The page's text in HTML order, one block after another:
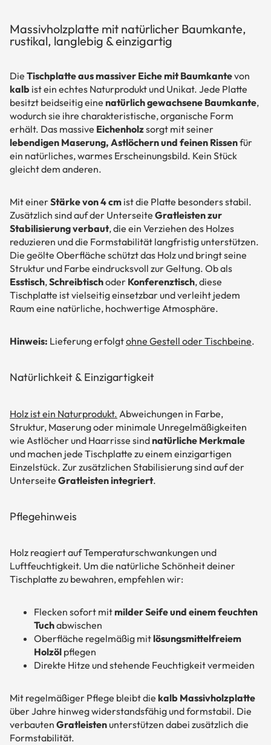
Massivholzplatte mit natürlicher Baumkante,
rustikal, langlebig & einzigartig
Die Tischplatte aus massiver Eiche mit Baumkantevon
kalb ist ein echtes Naturprodukt und Unikat. Jede Platte
besitzt beidseitig eine natürlich gewachsene Baumkante,
wodurch sie ihre charakteristische, organische Form
erhält. Das massive Eichenholzsorgt mit seiner
lebendigen Maserung, Astlöchern und feinen Rissenfür
ein natürliches, warmes Erscheinungsbild. Kein Stück
gleicht dem anderen.
Mit einerStärke von 4 cm ist die Platte besonders stabil.
Zusätzlich sind auf der Unterseite Gratleisten zur
Stabilisierung verbaut, die ein Verziehen des Holzes
reduzieren und die Formstabilität langfristig unterstützen.
Die geölte Oberfläche schützt das Holz und bringt seine
Struktur und Farbe eindrucksvoll zur Geltung. Ob als
Esstisch,Schreibtischoder Konferenztisch, diese
Tischplatte ist vielseitig einsetzbar und verleiht jedem
Raum eine natürliche, hochwertige Atmosphäre.
Hinweis: Lieferung erfolgtohne Gestell oder Tischbeine.
Natürlichkeit & Einzigartigkeit
Holz ist ein Naturprodukt. Abweichungen in Farbe,
Struktur, Maserung oder minimale Unregelmäßigkeiten
wie Astlöcher und Haarrisse sindnatürliche Merkmale
und machen jede Tischplatte zu einem einzigartigen
Einzelstück. Zur zusätzlichen Stabilisierung sind auf der
Unterseite Gratleisten integriert.
Pflegehinweis
Holz reagiert auf Temperaturschwankungen und
Luftfeuchtigkeit. Um die natürliche Schönheit deiner
Tischplatte zu bewahren, empfehlen wir:
Flecken sofort mitmilder Seife und einem feuchten
Tuchabwischen
Oberfläche regelmäßig mitlösungsmittelfreiem
Holzöl pflegen
Direkte Hitze und stehende Feuchtigkeit vermeiden
Mit regelmäßiger Pflege bleibt die kalb Massivholzplatte
über Jahre hinweg widerstandsfähig und formstabil. Die
verbauten Gratleistenunterstützen dabei zusätzlich die
Formstabilität.